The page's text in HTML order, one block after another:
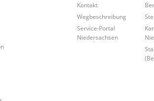
Kontakt
Wegbeschreibung
Service-Portal
Niedersachsen